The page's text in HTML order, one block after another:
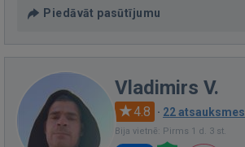
Piedāvāt pasūtījumu
Vladimirs V.
4.8 · 22 atsauksmes
Bija vietnē: Pirms 1 d. 3 st.